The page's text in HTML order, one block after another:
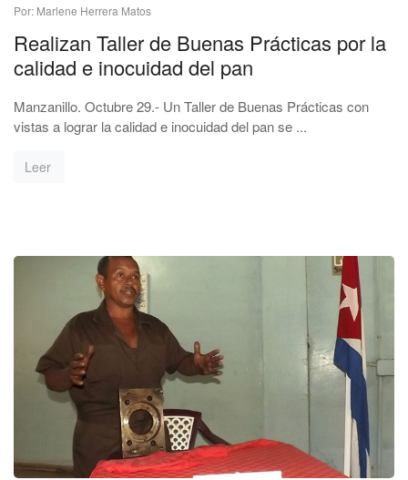
Por: Marlene Herrera Matos
Realizan Taller de Buenas Prácticas por la
calidad e inocuidad del pan
Manzanillo. Octubre 29.- Un Taller de Buenas Prácticas con
vistas a lograr la calidad e inocuidad del pan se ...
Leer